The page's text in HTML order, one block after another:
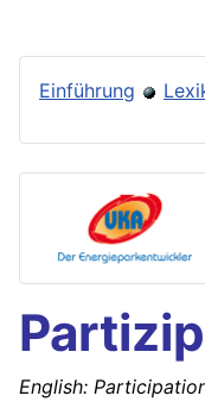
Einführung
English: